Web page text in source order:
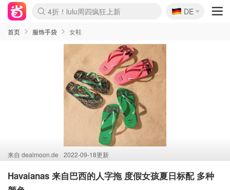
Boticinal 夏促开抢！
4折！lulu周四疯狂上新
还没结束！&OtherStories大促
Joybuy变相75折 随时失效
速领！Stanley独家85折
疑似霸哥！Camper额外叠85折
Zalando 奥莱闪促！每日更新
Moncler反季囤！5折起+叠9折
Coach Brooklyn仅€192
🇩🇪
DE
首页 服饰手袋 女鞋
来自 dealmoon.de 2022-09-18更新
Havaianas 来自巴西的人字拖 度假女孩夏日标配 多种